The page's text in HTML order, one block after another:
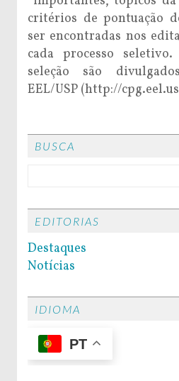
critérios de pontuação
ser encontradas nos
cada processo
seleção são
EEL/USP (http://
BUSCA
EDITORIAS
Destaques
Notícias
IDIOMA
PT